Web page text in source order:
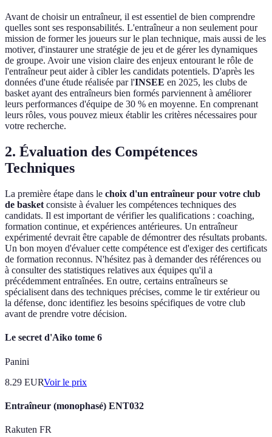
Avant de choisir un entraîneur, il est essentiel de bien comprendre
quelles sont ses responsabilités. L'entraîneur a non seulement pour
mission de former les joueurs sur le plan technique, mais aussi de les
motiver, d'instaurer une stratégie de jeu et de gérer les dynamiques
de groupe. Avoir une vision claire des enjeux entourant le rôle de
l'entraîneur peut aider à cibler les candidats potentiels. D'après les
données d'une étude réalisée par l'INSEE en 2025, les clubs de
basket ayant des entraîneurs bien formés parviennent à améliorer
leurs performances d'équipe de 30 % en moyenne. En comprenant
leurs rôles, vous pouvez mieux établir les critères nécessaires pour
votre recherche.
2. Évaluation des Compétences
Techniques
La première étape dans le choix d'un entraîneur pour votre club
de basket consiste à évaluer les compétences techniques des
candidats. Il est important de vérifier les qualifications : coaching,
formation continue, et expériences antérieures. Un entraîneur
expérimenté devrait être capable de démontrer des résultats probants.
Un bon moyen d'évaluer cette compétence est d'exiger des certificats
de formation reconnus. N'hésitez pas à demander des références ou
à consulter des statistiques relatives aux équipes qu'il a
précédemment entraînées. En outre, certains entraîneurs se
spécialisent dans des techniques précises, comme le tir extérieur ou
la défense, donc identifiez les besoins spécifiques de votre club
avant de prendre votre décision.
Le secret d'Aiko tome 6
Panini
8.29 EURVoir le prix
Entraîneur (monophasé) ENT032
Rakuten FR